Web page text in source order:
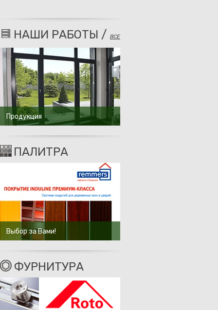
НАШИ РАБОТЫ / ВСЕ
Продукция
ПАЛИТРА
Выбор за Вами!
ФУРНИТУРА